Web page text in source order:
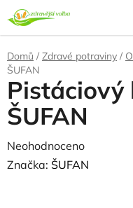
Přejít
na
obsah
Domů / Zdravé potraviny /
ŠUFAN
Pistáciový
ŠUFAN
Průměrné
hodnocení
Neohodnoceno
Značka: ŠUFAN